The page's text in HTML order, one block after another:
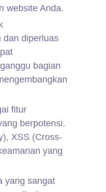
website Anda.
dan diperluas
bagian
fitur
berpotensi.
XSS (Cross-
yang
yang sangat